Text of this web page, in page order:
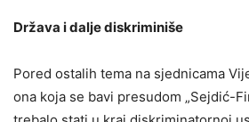
Država i dalje diskriminiše
Pored ostalih tema na sjednicama
ona koja se bavi presudom „Sejdić-